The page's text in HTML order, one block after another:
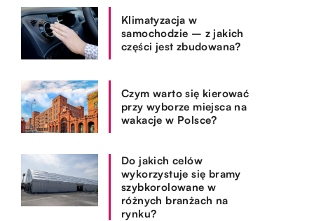
Klimatyzacja w
samochodzie – z jakich
części jest zbudowana?
Czym warto się kierować
przy wyborze miejsca na
wakacje w Polsce?
Do jakich celów
wykorzystuje się bramy
szybkorolowane w
różnych branżach na
rynku?